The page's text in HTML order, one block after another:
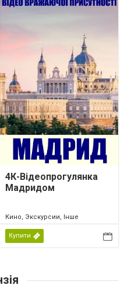
4К-Відеопрогулянка
Мадридом
Кино, Экскурсии, Інше
Купити